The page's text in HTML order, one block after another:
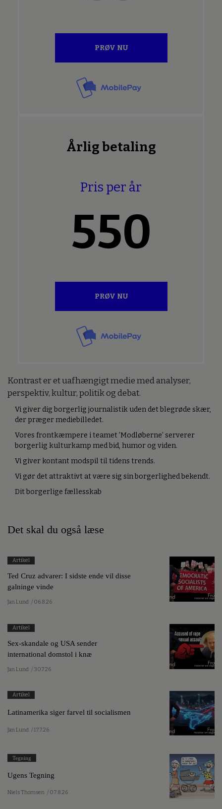
PRØV NU
Årlig betaling
Pris per år
550
PRØV NU
Kontrast er et uafhængigt medie med analyser,
perspektiv, kultur, politik og debat.
Vi giver dig borgerlig journalistik uden det blegrøde skær,
der præger mediebilledet.
Vores frontkæmpere i teamet ’Modløberne’ serverer
borgerlig kulturkamp med bid, humor og viden.
Vi giver kontant modspil til tidens trends.
Vi gør det attraktivt at være sig sin borgerlighed bekendt.
Dit borgerlige fællesskab
Det skal du også læse
Artikel
Ted Cruz advarer: I sidste ende vil disse
galninge vinde
Jan Lund / 06.8.26
Artikel
Sex-skandale og USA sender
international domstol i knæ
Jan Lund / 30.7.26
Artikel
Latinamerika siger farvel til socialismen
Jan Lund / 17.7.26
Tegning
Ugens Tegning
Niels Thomsen / 07.8.26